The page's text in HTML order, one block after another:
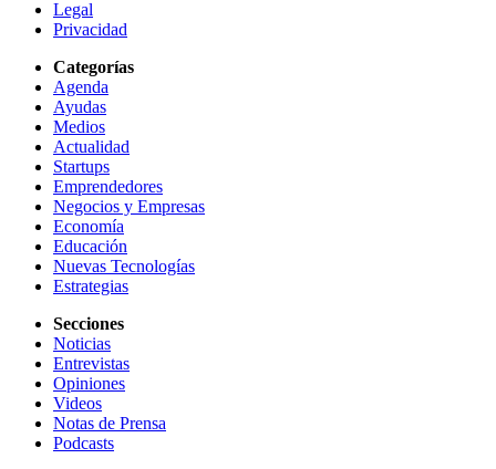
Legal
Privacidad
Categorías
Agenda
Ayudas
Medios
Actualidad
Startups
Emprendedores
Negocios y Empresas
Economía
Educación
Nuevas Tecnologías
Estrategias
Secciones
Noticias
Entrevistas
Opiniones
Videos
Notas de Prensa
Podcasts